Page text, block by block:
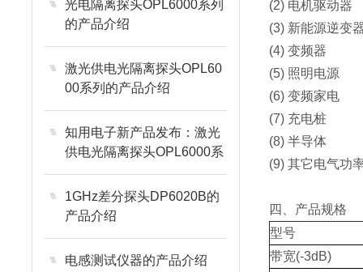
光电隔离探头OPL6000系列
的产品介绍
激光供电光隔离探头OPL60
00系列的产品介绍
知用电子新产品发布：激光
供电光隔离探头OPL6000系
列（1GHz）
1GHz差分探头DP6020B的
产品介绍
电感测试仪器的产品介绍
(2) 电机驱动器
(3) 新能源逆变
(4) 变频器
(5) 照明电源
(6) 变频家电
(7) 充电桩
(8) 半导体
(9) 其它电气功
四、产品规格
型号
带宽(-3dB)